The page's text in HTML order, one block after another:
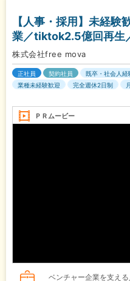
【人事・採用】未経験
業／tiktok2.5億回再生
株式会社free mova
正社員 契約社員 既卒・社会人経
業種未経験歓迎
完全週休2日制
ＰＲムービー
ベンチャー企業を支え